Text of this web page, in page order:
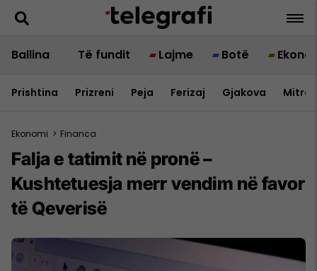
Ballina Të fundit Lajme Botë
Prishtina Prizreni Peja Ferizaj Gjakova
Ekonomi > Financa
Falja e tatimit në pronë –
Kushtetuesja merr vendim në favor
të Qeverisë